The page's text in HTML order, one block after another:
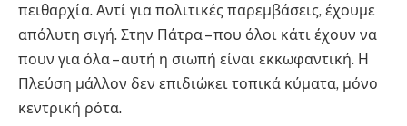
πειθαρχία. Αντί για πολιτικές παρεμβάσεις, έχουμε
απόλυτη σιγή. Στην Πάτρα – που όλοι κάτι έχουν να
πουν για όλα – αυτή η σιωπή είναι εκκωφαντική. Η
Πλεύση μάλλον δεν επιδιώκει τοπικά κύματα, μόνο
κεντρική ρότα.